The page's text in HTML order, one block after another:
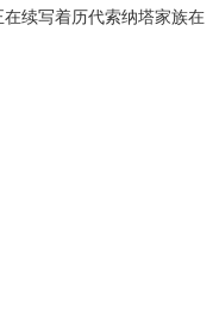
续写着历代索纳塔家族在